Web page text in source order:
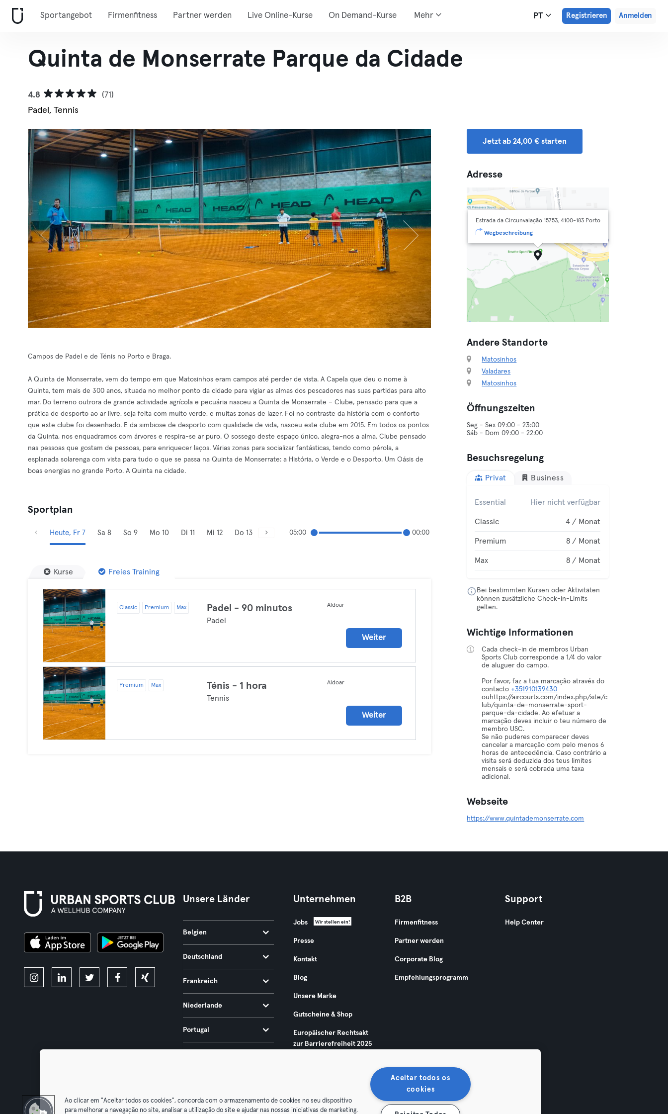
Sportangebot Firmenfitness Partner werden Live Online-Kurse On Demand-Kurse Mehr PT Registrieren Anmelden
Quinta de Monserrate Parque da Cidade
4.8
(71)
Padel, Tennis
Campos de Padel e de Ténis no Porto e Braga.
A Quinta de Monserrate, vem do tempo em que Matosinhos eram campos até perder de vista. A Capela que deu o nome à
Quinta, tem mais de 300 anos, situada no melhor ponto da cidade para vigiar as almas dos pescadores nas suas partidas para alto
mar. Do terreno outrora de grande actividade agrícola e pecuária nasceu a Quinta de Monserrate – Clube, pensado para que a
prática de desporto ao ar livre, seja feita com muito verde, e muitas zonas de lazer. Foi no contraste da história com o conforto
que este clube foi desenhado. E da simbiose de desporto com qualidade de vida, nasceu este clube em 2015. Em todos os pontos
da Quinta, nos enquadramos com árvores e respira-se ar puro. O sossego deste espaço único, alegra-nos a alma. Clube pensado
nas pessoas que gostam de pessoas, para enriquecer laços. Várias zonas para socializar fantásticas, tendo como pérola, a
esplanada solarenga com vista para tudo o que se passa na Quinta de Monserrate: a História, o Verde e o Desporto. Um Oásis de
boas energias no grande Porto. A Quinta na cidade.
Sportplan
Heute, Fr 7 Sa 8 So 9 Mo 10 Di 11 Mi 12 Do 13 05:00 00:00
Kurse Freies Training
Classic Premium Max Padel - 90 minutos
Padel
Aldoar
Weiter
Premium Max Ténis - 1 hora
Tennis
Aldoar
Weiter
Jetzt ab 24,00 € starten
Adresse
Estrada da Circunvalação 15753, 4100-183 Porto
Wegbeschreibung
Andere Standorte
Matosinhos
Valadares
Matosinhos
Öffnungszeiten
Seg - Sex 09:00 - 23:00
Sáb - Dom 09:00 - 22:00
Besuchsregelung
Privat Business
Essential Hier nicht verfügbar
Classic 4 / Monat
Premium 8 / Monat
Max 8 / Monat
Bei bestimmten Kursen oder Aktivitäten
können zusätzliche Check-in-Limits
gelten.
Wichtige Informationen
Cada check-in de membros Urban
Sports Club corresponde a 1/4 do valor
de aluguer do campo.
Por favor, faz a tua marcação através do
contacto +351910139430
ouhttps://aircourts.com/index.php/site/c
lub/quinta-de-monserrate-sport-
parque-da-cidade. Ao efetuar a
marcação deves incluir o teu número de
membro USC.
Se não puderes comparecer deves
cancelar a marcação com pelo menos 6
horas de antecedência. Caso contrário a
visita será deduzida dos teus limites
mensais e será cobrada uma taxa
adicional.
Webseite
https://www.quintademonserrate.com
Unsere Länder
Belgien
Deutschland
Frankreich
Niederlande
Portugal
Unternehmen
Jobs Wir stellen ein!
Presse
Kontakt
Blog
Unsere Marke
Gutscheine & Shop
Europäischer Rechtsakt
zur Barrierefreiheit 2025
B2B
Firmenfitness
Partner werden
Corporate Blog
Empfehlungsprogramm
Support
Help Center
Ao clicar em "Aceitar todos os cookies", concorda com o armazenamento de cookies no seu dispositivo
para melhorar a navegação no site, analisar a utilização do site e ajudar nas nossas iniciativas de marketing.
Aceitar todos os
cookies